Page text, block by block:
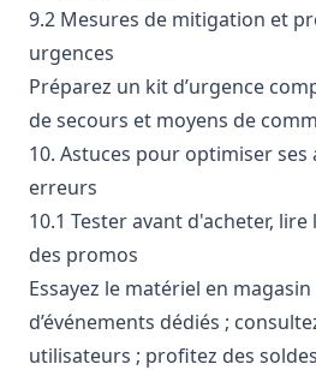
9.2 Mesures de mitigation et
urgences
Préparez un kit d’urgence
de secours et moyens de
10. Astuces pour optimiser ses
erreurs
10.1 Tester avant d'acheter,
des promos
Essayez le matériel en
d’événements dédiés ;
utilisateurs ; profitez des